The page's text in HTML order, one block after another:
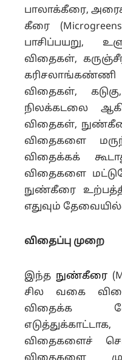
பாலாக்கீரை,
கீரை
பாசிப்பயறு,
விதைகள்,
விதைகள்,
நிலக்கடலை
விதைகள்,
விதைகளை
விதைக்கக்
விதைகளை
நுண்கீரை
எதுவும்
விதைப்பு முறை
இந்த நுண்கீரை
சில வகை
விதைக்க
விதைகளைச்